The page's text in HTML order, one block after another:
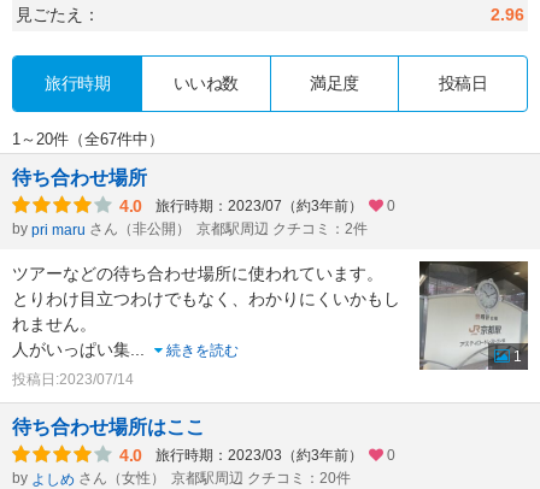
見ごたえ：
2.96
旅行時期 いいね数 満足度 投稿日
1～20件（全67件中）
待ち合わせ場所
4.0 旅行時期：2023/07（約3年前）
0
by pri maru さん（非公開） 京都駅周辺 クチコミ：2件
ツアーなどの待ち合わせ場所に使われています。
とりわけ目立つわけでもなく、わかりにくいかもし
れません。
人がいっぱい集
続きを読む
投稿日:2023/07/14
1
待ち合わせ場所はここ
4.0 旅行時期：2023/03（約3年前）
0
by よしめ さん（女性） 京都駅周辺 クチコミ：20件